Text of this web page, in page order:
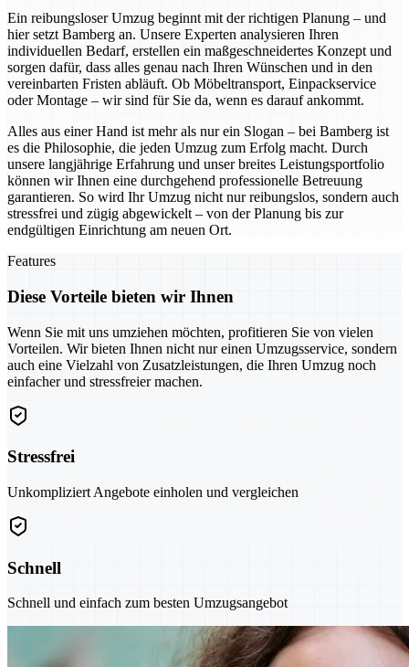
Ein reibungsloser Umzug beginnt mit der richtigen Planung – und
hier setzt Bamberg an. Unsere Experten analysieren Ihren
individuellen Bedarf, erstellen ein maßgeschneidertes Konzept und
sorgen dafür, dass alles genau nach Ihren Wünschen und in den
vereinbarten Fristen abläuft. Ob Möbeltransport, Einpackservice
oder Montage – wir sind für Sie da, wenn es darauf ankommt.
Alles aus einer Hand ist mehr als nur ein Slogan – bei Bamberg ist
es die Philosophie, die jeden Umzug zum Erfolg macht. Durch
unsere langjährige Erfahrung und unser breites Leistungsportfolio
können wir Ihnen eine durchgehend professionelle Betreuung
garantieren. So wird Ihr Umzug nicht nur reibungslos, sondern auch
stressfrei und zügig abgewickelt – von der Planung bis zur
endgültigen Einrichtung am neuen Ort.
Features
Diese Vorteile bieten wir Ihnen
Wenn Sie mit uns umziehen möchten, profitieren Sie von vielen
Vorteilen. Wir bieten Ihnen nicht nur einen Umzugsservice, sondern
auch eine Vielzahl von Zusatzleistungen, die Ihren Umzug noch
einfacher und stressfreier machen.
Stressfrei
Unkompliziert Angebote einholen und vergleichen
Schnell
Schnell und einfach zum besten Umzugsangebot